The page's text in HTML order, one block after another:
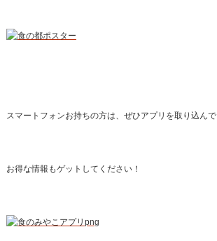
スマートフォンお持ちの方は、ぜひアプリを取り込んで
お得な情報もゲットしてください！